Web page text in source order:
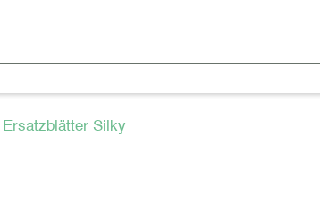
Ersatzblätter Silky